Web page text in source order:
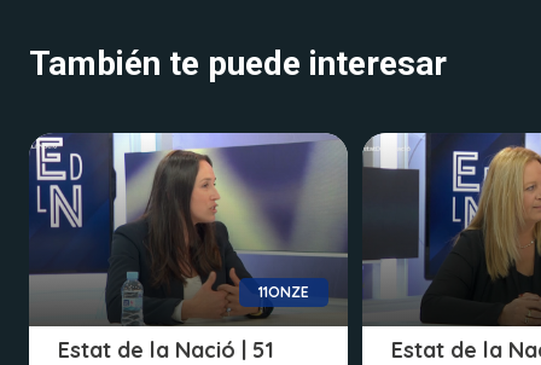
También te puede interesar
11ONZE
Estat de la Nació | 51 Estat de la